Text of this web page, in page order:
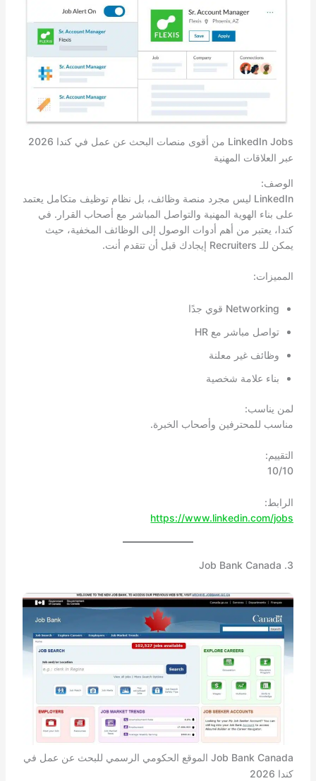
LinkedIn Jobs من أقوى منصات البحث عن عمل في كندا 2026
عبر العلاقات المهنية
الوصف:
LinkedIn ليس مجرد منصة وظائف، بل نظام توظيف متكامل يعتمد
على بناء الهوية المهنية والتواصل المباشر مع أصحاب القرار. في
كندا، يعتبر من أهم أدوات الوصول إلى الوظائف المخفية، حيث
يمكن للـ Recruiters إيجادك قبل أن تتقدم أنت.
المميزات:
Networking قوي جدًا
تواصل مباشر مع HR
وظائف غير معلنة
بناء علامة شخصية
لمن يناسب:
مناسب للمحترفين وأصحاب الخبرة.
التقييم:
10/10
الرابط:
https://www.linkedin.com/jobs
3. Job Bank Canada
Job Bank Canada الموقع الحكومي الرسمي للبحث عن عمل في
كندا 2026